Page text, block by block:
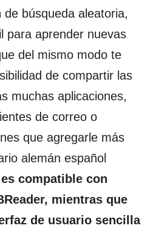
búsqueda aleatoria,
para aprender nuevas
del mismo modo te
de compartir las
muchas aplicaciones,
de correo o
que agregarle más
alemán español
es compatible con
mientras que
de usuario sencilla